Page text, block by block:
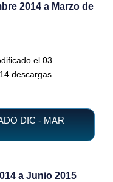
2014 a Marzo de
el 03
descargas
DIC - MAR
a Junio 2015